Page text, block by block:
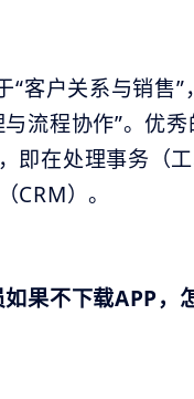
“客户关系与销售”
流程协作”。优
即在处理事务（
CRM）。
果不下载APP，